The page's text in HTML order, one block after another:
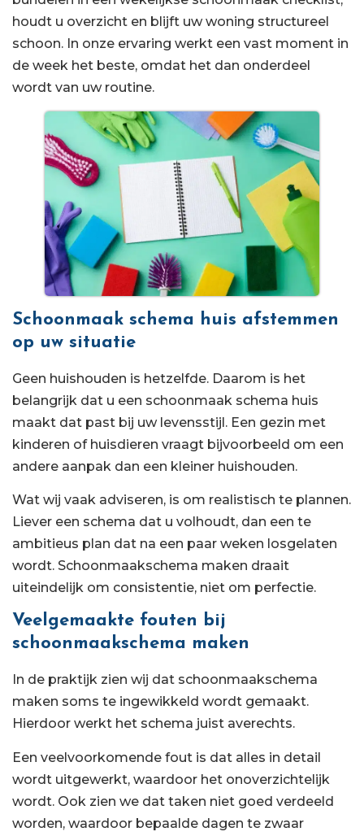
houdt u overzicht en blijft uw woning structureel
schoon. In onze ervaring werkt een vast moment in
de week het beste, omdat het dan onderdeel
wordt van uw routine.
Schoonmaak schema huis afstemmen
op uw situatie
Geen huishouden is hetzelfde. Daarom is het
belangrijk dat u een schoonmaak schema huis
maakt dat past bij uw levensstijl. Een gezin met
kinderen of huisdieren vraagt bijvoorbeeld om een
andere aanpak dan een kleiner huishouden.
Wat wij vaak adviseren, is om realistisch te plannen.
Liever een schema dat u volhoudt, dan een te
ambitieus plan dat na een paar weken losgelaten
wordt. Schoonmaakschema maken draait
uiteindelijk om consistentie, niet om perfectie.
Veelgemaakte fouten bij
schoonmaakschema maken
In de praktijk zien wij dat schoonmaakschema
maken soms te ingewikkeld wordt gemaakt.
Hierdoor werkt het schema juist averechts.
Een veelvoorkomende fout is dat alles in detail
wordt uitgewerkt, waardoor het onoverzichtelijk
wordt. Ook zien we dat taken niet goed verdeeld
worden, waardoor bepaalde dagen te zwaar